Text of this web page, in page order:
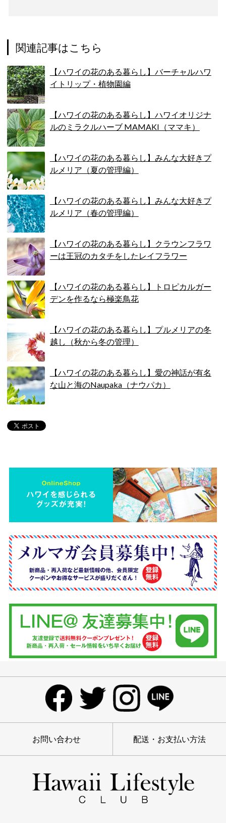
関連記事はこちら
【ハワイの花のある暮らし】バーチャルハワ
イトリップ・植物園編
【ハワイの花のある暮らし】ハワイオリジナ
ルのミラクルハーブ MAMAKI（ママキ）
【ハワイの花のある暮らし】みんな大好きプ
ルメリア（夏の管理編）
【ハワイの花のある暮らし】みんな大好きプ
ルメリア（春の管理編）
【ハワイの花のある暮らし】クラウンフラワ
ーは王冠のカタチをしたレイフラワー
【ハワイの花のある暮らし】トロピカルガー
デンを作るなら極楽鳥花
【ハワイの花のある暮らし】プルメリアの冬
越し（秋から冬の管理）
【ハワイの花のある暮らし】愛の神話が有名
な山と海のNaupaka（ナウパカ）
お問い合わせ 配送・お支払い方法